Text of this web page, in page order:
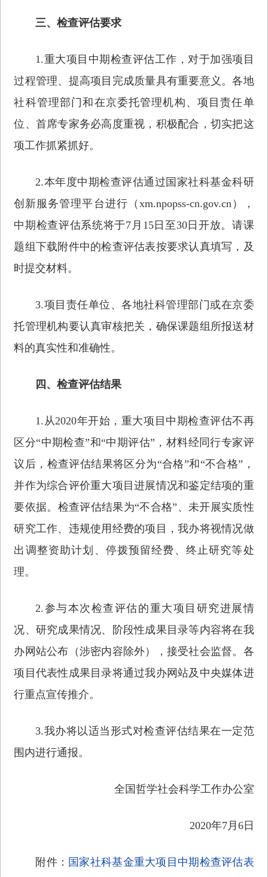
三、检查评估要求
1.重大项目中期检查评估工作，对于加强项目
过程管理、提高项目完成质量具有重要意义。各地
社科管理部门和在京委托管理机构、项目责任单
位、首席专家务必高度重视，积极配合，切实把这
项工作抓紧抓好。
2.本年度中期检查评估通过国家社科基金科研
创新服务管理平台进行（xm.npopss-cn.gov.cn），
中期检查评估系统将于7月15日至30日开放。请课
题组下载附件中的检查评估表按要求认真填写，及
时提交材料。
3.项目责任单位、各地社科管理部门或在京委
托管理机构要认真审核把关，确保课题组所报送材
料的真实性和准确性。
四、检查评估结果
1.从2020年开始，重大项目中期检查评估不再
区分“中期检查”和“中期评估”，材料经同行专家评
议后，检查评估结果将区分为“合格”和“不合格”，
并作为综合评价重大项目进展情况和鉴定结项的重
要依据。检查评估结果为“不合格”、未开展实质性
研究工作、违规使用经费的项目，我办将视情况做
出调整资助计划、停拨预留经费、终止研究等处
理。
2.参与本次检查评估的重大项目研究进展情
况、研究成果情况、阶段性成果目录等内容将在我
办网站公布（涉密内容除外），接受社会监督。各
项目代表性成果目录将通过我办网站及中央媒体进
行重点宣传推介。
3.我办将以适当形式对检查评估结果在一定范
围内进行通报。
全国哲学社会科学工作办公室
2020年7月6日
附件： 国家社科基金重大项目中期检查评估表